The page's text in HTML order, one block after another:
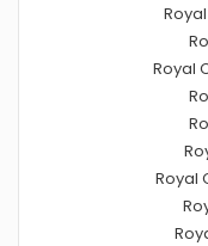
Royal
Royal